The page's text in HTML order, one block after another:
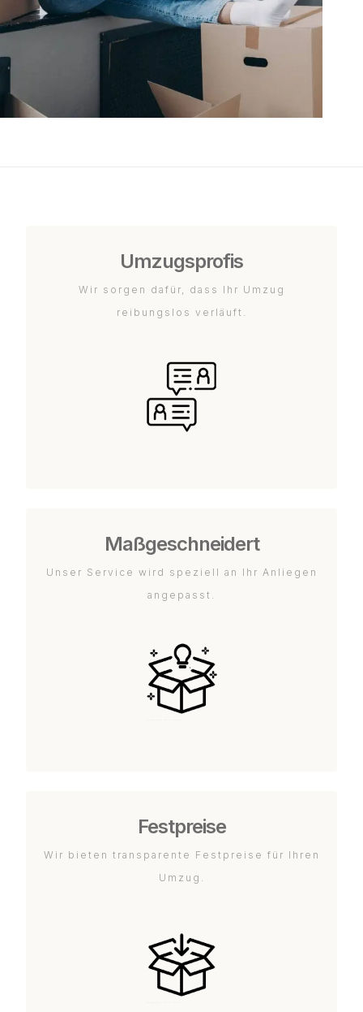
Umzugsprofis
Wir sorgen dafür, dass Ihr Umzug
reibungslos verläuft.
Maßgeschneidert
Unser Service wird speziell an Ihr Anliegen
angepasst.
Festpreise
Wir bieten transparente Festpreise für Ihren
Umzug.